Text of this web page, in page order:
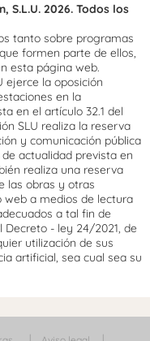
S.L.U. 2026. Todos los
tanto sobre programas
formen parte de ellos,
esta página web.
ejerce la oposición
en la
en el artículo 32.1 del
SLU realiza la reserva
y comunicación pública
actualidad prevista en
realiza una reserva
las obras y otras
web a medios de lectura
a tal fin de
Decreto - ley 24/2021, de
utilización de sus
artificial, sea cual sea su